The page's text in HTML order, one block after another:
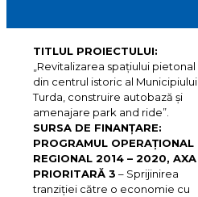
TITLUL PROIECTULUI:
„Revitalizarea spațiului pietonal
din centrul istoric al Municipiului
Turda, construire autobază și
amenajare park and ride”.
SURSA DE FINANȚARE:
PROGRAMUL OPERAȚIONAL
REGIONAL 2014 – 2020, AXA
PRIORITARĂ 3 – Sprijinirea
tranziției către o economie cu